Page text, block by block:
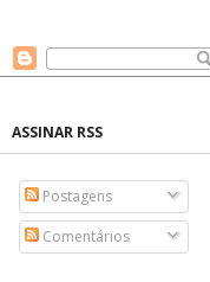
ASSINAR RSS
Postagens
Comentários